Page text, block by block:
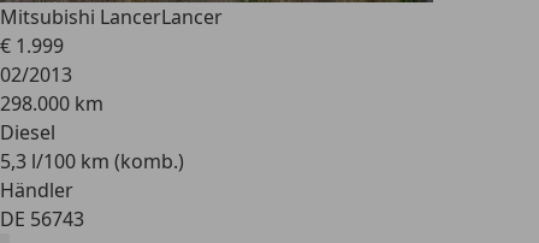
Mitsubishi LancerLancer
€ 1.999
02/2013
298.000 km
Diesel
5,3 l/100 km (komb.)
Händler
DE 56743